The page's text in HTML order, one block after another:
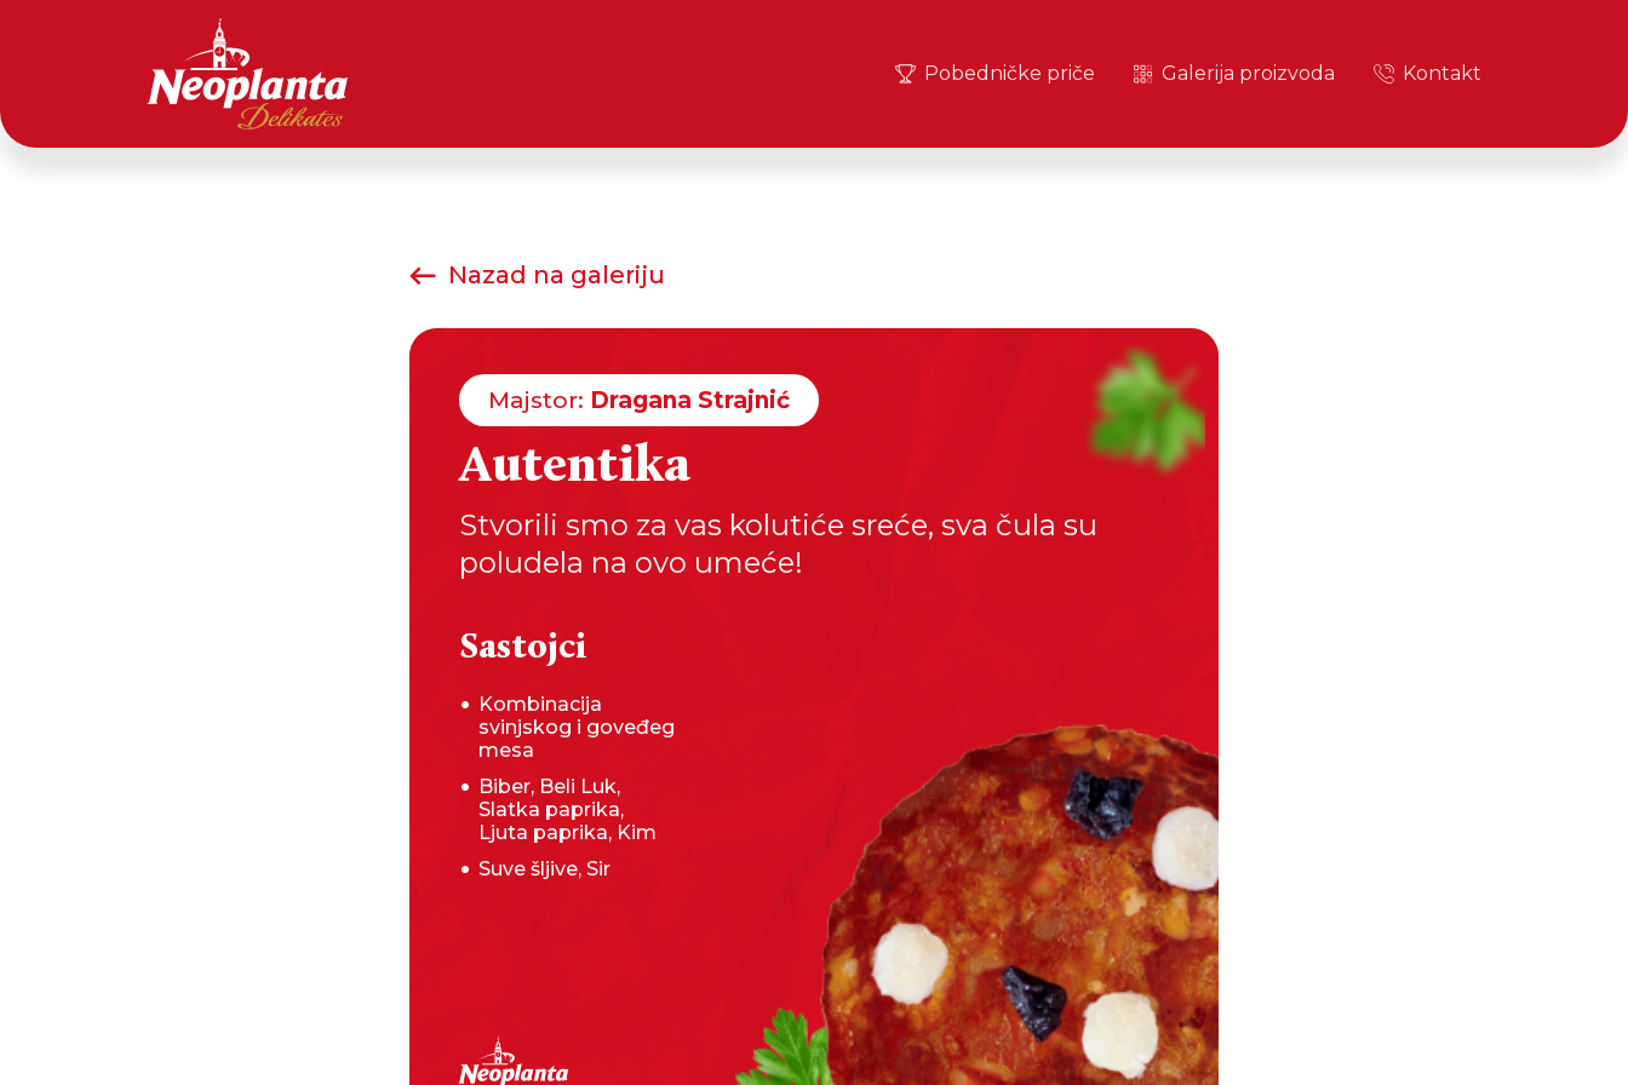
Pobedničke priče Galerija proizvoda Kontakt
Nazad na galeriju
Majstor: Dragana Strajnić
Autentika
Stvorili smo za vas kolutiće sreće, sva čula su
poludela na ovo umeće!
Sastojci
Kombinacija
svinjskog i goveđeg
mesa
Biber, Beli Luk,
Slatka paprika,
Ljuta paprika, Kim
Suve šljive, Sir